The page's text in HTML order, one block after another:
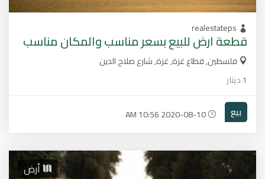
realestateps
قطعة ارض للبيع بسعر مناسب والمكان مناسب
فلسطين, قطاع غزة, غزة, شارع صلاح الدين
1دينار
بيع
أرض